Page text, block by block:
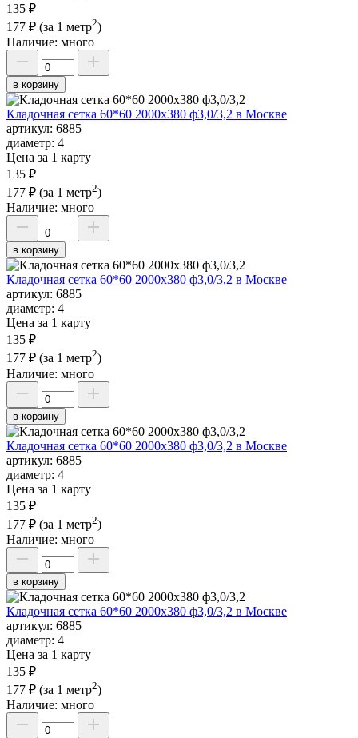
135 ₽
177 ₽ (за 1 метр2)
Наличие: много
в корзину
Кладочная сетка 60*60 2000х380 ф3,0/3,2 в Москве
артикул: 6885
диаметр: 4
Цена за 1 карту
135 ₽
177 ₽ (за 1 метр2)
Наличие: много
в корзину
Кладочная сетка 60*60 2000х380 ф3,0/3,2 в Москве
артикул: 6885
диаметр: 4
Цена за 1 карту
135 ₽
177 ₽ (за 1 метр2)
Наличие: много
в корзину
Кладочная сетка 60*60 2000х380 ф3,0/3,2 в Москве
артикул: 6885
диаметр: 4
Цена за 1 карту
135 ₽
177 ₽ (за 1 метр2)
Наличие: много
в корзину
Кладочная сетка 60*60 2000х380 ф3,0/3,2 в Москве
артикул: 6885
диаметр: 4
Цена за 1 карту
135 ₽
177 ₽ (за 1 метр2)
Наличие: много